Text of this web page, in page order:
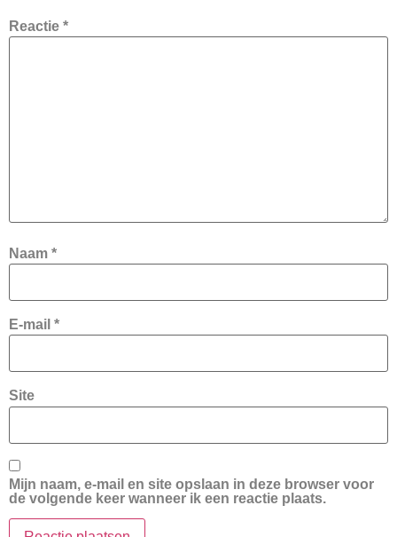
Reactie *
Naam *
E-mail *
Site
Mijn naam, e-mail en site opslaan in deze browser voor
de volgende keer wanneer ik een reactie plaats.